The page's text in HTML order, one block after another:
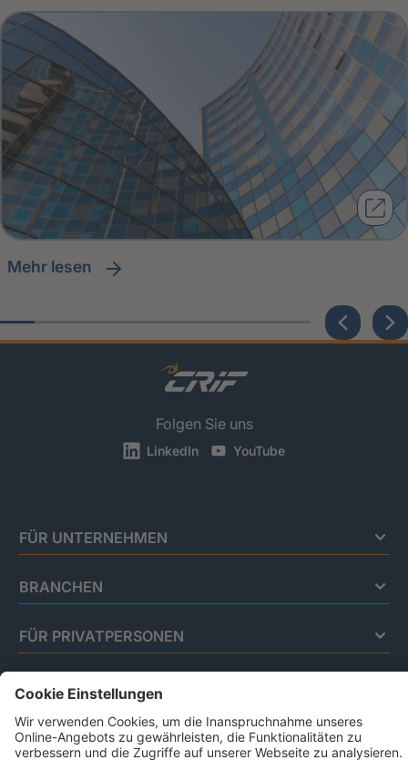
Mehr lesen
Folgen Sie uns
LinkedIn YouTube
FÜR UNTERNEHMEN
BRANCHEN
FÜR PRIVATPERSONEN
Impressum
Code Of Conduct
AGB Für Leistungen Im Risiko- Und